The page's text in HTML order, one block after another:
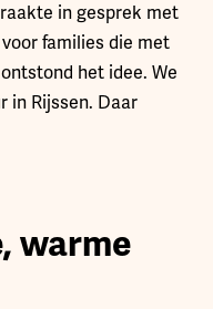
in gesprek met
families die met
het idee. We
in Rijssen. Daar
warme